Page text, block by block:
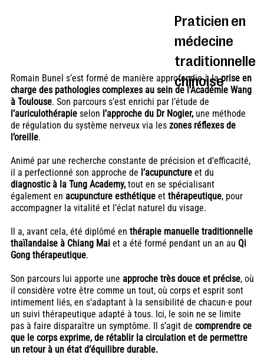
Praticien en
médecine
traditionnelle
chinoise
Romain Bunel s’est formé de manière approfondie à laprise en
charge des pathologies complexes au sein de l’Académie Wang
à Toulouse. Son parcours s’est enrichi par l’étude de
l’auriculothérapie selon l’approche du Dr Nogier,une méthode
de régulation du système nerveux via les zones réflexes de
l’oreille.
Animé par une recherche constante de précision et d’efficacité,
il a perfectionné son approche de l’acupuncture et du
diagnostic à la Tung Academy,tout en se spécialisant
également en acupuncture esthétiqueet thérapeutique, pour
accompagner la vitalité et l’éclat naturel du visage.
Il a, avant cela, été diplômé en thérapie manuelle traditionnelle
thaïlandaise à Chiang Mai et a été formé pendant un an au Qi
Gong thérapeutique.
Son parcours lui apporte une approche très douce et précise, où
il considère votre être comme un tout, où corps et esprit sont
intimement liés, en s’adaptant à la sensibilité de chacun·e pour
un suivi thérapeutique adapté à tous. Ici, le soin ne se limite
pas à faire disparaître un symptôme. Il s’agit de comprendre ce
que le corps exprime, de rétablir la circulation et de permettre
un retour à un état d’équilibre durable.